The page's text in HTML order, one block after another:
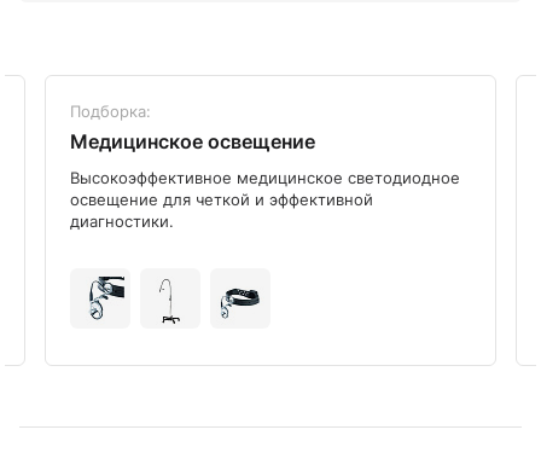
Подборка:
Медицинское освещение
Высокоэффективное медицинское светодиодное
освещение для четкой и эффективной
диагностики.